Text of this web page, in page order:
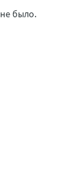
было.